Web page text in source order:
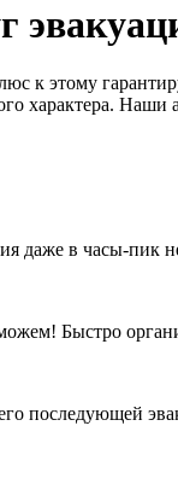
к этому
Наши
даже в часы-пик
Быстро
последующей